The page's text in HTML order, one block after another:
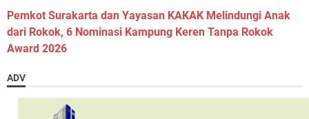
Pemkot Surakarta dan Yayasan KAKAK Melindungi Anak
dari Rokok, 6 Nominasi Kampung Keren Tanpa Rokok
Award 2026
ADV